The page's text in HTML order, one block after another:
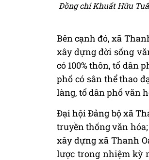
Đồng chí Khuất Hữu
Bên cạnh đó, xã
xây dựng đời sống
có 100% thôn, tổ dân
phố có sân thể thao
làng, tổ dân phố văn
Đại hội Đảng bộ xã
truyền thống văn
xây dựng xã Thanh
lược trong nhiệm kỳ